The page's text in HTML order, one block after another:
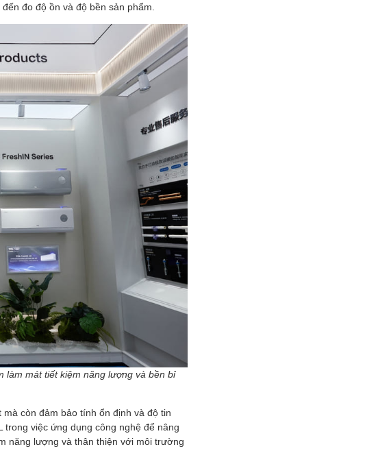
đo độ ồn và độ bền sản phẩm.
làm mát tiết kiệm năng lượng và bền bỉ
còn đảm bảo tính ổn định và độ tin
việc ứng dụng công nghệ để nâng
năng lượng và thân thiện với môi trường